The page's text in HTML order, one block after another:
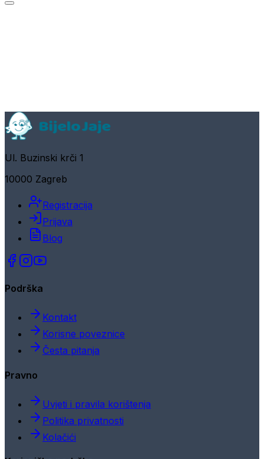
Ul. Buzinski krči 1
10000 Zagreb
Registracija
Prijava
Blog
Podrška
Kontakt
Korisne poveznice
Česta pitanja
Pravno
Uvjeti i pravila korištenja
Politika privatnosti
Kolačići